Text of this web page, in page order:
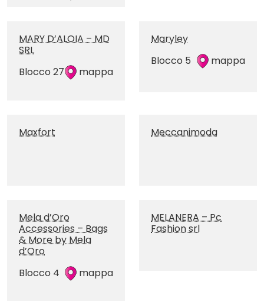
MARY D’ALOIA – MD
SRL
Blocco 27
mappa
Maryley
Blocco 5
mappa
Maxfort Meccanimoda
Mela d’Oro
Accessories – Bags
& More by Mela
d’Oro
Blocco 4
mappa
MELANERA – Pc
Fashion srl